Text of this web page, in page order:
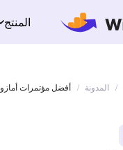
المنتج
/ المدونة / أفضل مؤتمرات